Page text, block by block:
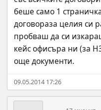
беше само 1
договораза целия си
пробваш да си
кейс офисъра ни (за
още документи.
09.05.2014 17:26